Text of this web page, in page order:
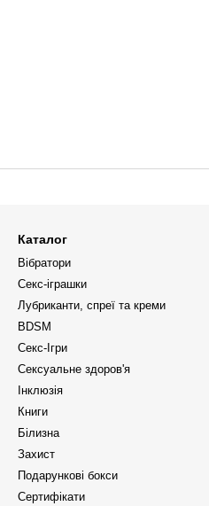
Каталог
Вібратори
Секс-іграшки
Лубриканти, спреї та креми
BDSM
Секс-Ігри
Сексуальне здоров'я
Інклюзія
Книги
Білизна
Захист
Подарункові бокси
Сертифікати